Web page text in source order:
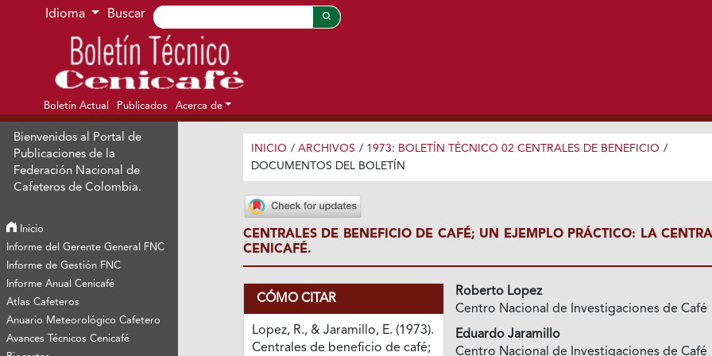
Ir al menú de navegación principal
Ir al contenido principal
Ir al pie de página del sitio
Idioma Buscar
Boletín Actual Publicados Acerca de
Bienvenidos al Portal de
Publicaciones de la
Federación Nacional de
Cafeteros de Colombia.
Inicio
Informe del Gerente General FNC
Informe de Gestión FNC
Informe Anual Cenicafé
Atlas Cafeteros
Anuario Meteorológico Cafetero
Avances Técnicos Cenicafé
INICIO / ARCHIVOS / 1973: BOLETÍN TÉCNICO 02 CENTRALES DE BENEFICIO /
DOCUMENTOS DEL BOLETÍN
CENTRALES DE BENEFICIO DE CAFÉ; UN EJEMPLO PRÁCTICO: LA
CENICAFÉ.
CÓMO CITAR
Lopez, R., & Jaramillo, E. (1973).
Centrales de beneficio de café;
Roberto Lopez
Centro Nacional de Investigaciones de Café
Eduardo Jaramillo
Centro Nacional de Investigaciones de Café